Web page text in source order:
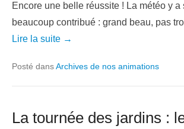
Encore une belle réussite ! La météo y a
beaucoup contribué : grand beau, pas
Lire la suite →
Posté dansArchives de nos animations
La tournée des jardins :